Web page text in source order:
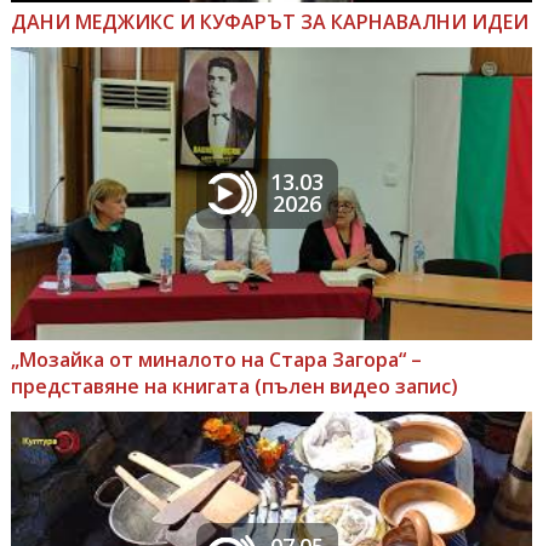
ДАНИ МЕДЖИКС И КУФАРЪТ ЗА КАРНАВАЛНИ ИДЕИ
13.03
2026
„Мозайка от миналото на Стара Загора“ –
представяне на книгата (пълен видео запис)